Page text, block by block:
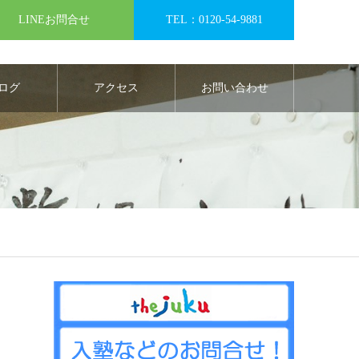
LINEお問合せ TEL：0120-54-9881
グ アクセス お問い合わせ